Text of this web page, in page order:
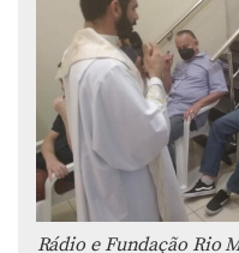
Rádio e Fundação Rio